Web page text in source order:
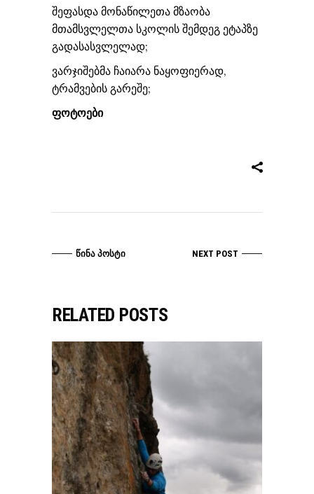
შეფასდა მონაწილეთა მზაობა
მთამსვლელთა სკოლის შემდეგ ეტაპზე
გადასასვლელად;
ვარჯიშებმა ჩაიარა ნაყოფიერად,
ტრამვების გარეშე;
ფოტოები
ᲬᲘᲜᲐ ᲞᲝᲡᲢᲘ NEXT POST
RELATED POSTS